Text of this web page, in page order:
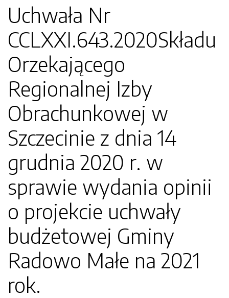
Uchwała Nr
CCLXXI.643.2020Składu
Orzekającego
Regionalnej Izby
Obrachunkowej w
Szczecinie z dnia 14
grudnia 2020 r. w
sprawie wydania opinii
o projekcie uchwały
budżetowej Gminy
Radowo Małe na 2021
rok.